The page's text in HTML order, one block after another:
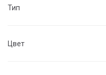
Тип
Цвет